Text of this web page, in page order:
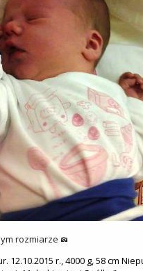
rozmiarze
12.10.2015 r., 4000 g, 58 cm